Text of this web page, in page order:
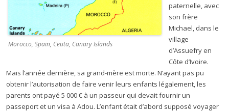
Morocco, Spain, Ceuta, Canary Islands
paternelle, avec
son frère
Michael, dans le
village
d’Assuefry en
Côte d’Ivoire.
Mais l’année dernière, sa grand-mère est morte. N’ayant pas pu
obtenir l’autorisation de faire venir leurs enfants légalement, les
parents ont payé 5 000 € à un passeur qui devait fournir un
passeport et un visa à Adou. L’enfant était d’abord supposé voyager